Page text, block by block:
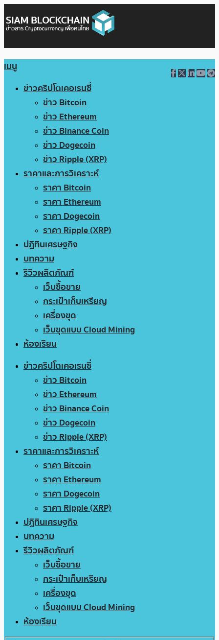
เมนู
ข่าวคริปโตเคอเรนซี่
ข่าว Bitcoin
ข่าว Ethereum
ข่าว Binance Coin
ข่าว Dogecoin
ข่าว Ripple (XRP)
ราคาและการวิเคราะห์
ราคา Bitcoin
ราคา Ethereum
ราคา Dogecoin
ราคา Ripple (XRP)
ปฏิทินเศรษฐกิจ
บทความ
รีวิวผลิตภัณฑ์
เว็บซื้อขาย
กระเป๋าเก็บเหรียญ
เครื่องขุด
เว็บขุดแบบ Cloud Mining
ห้องเรียน
ข่าวคริปโตเคอเรนซี่
ข่าว Bitcoin
ข่าว Ethereum
ข่าว Binance Coin
ข่าว Dogecoin
ข่าว Ripple (XRP)
ราคาและการวิเคราะห์
ราคา Bitcoin
ราคา Ethereum
ราคา Dogecoin
ราคา Ripple (XRP)
ปฏิทินเศรษฐกิจ
บทความ
รีวิวผลิตภัณฑ์
เว็บซื้อขาย
กระเป๋าเก็บเหรียญ
เครื่องขุด
เว็บขุดแบบ Cloud Mining
ห้องเรียน